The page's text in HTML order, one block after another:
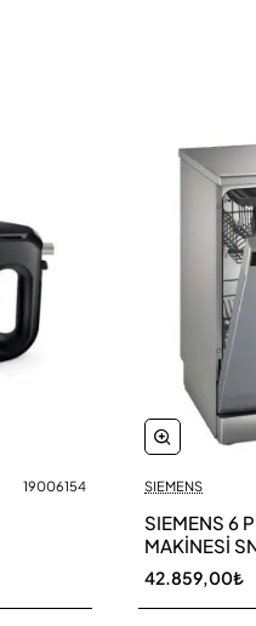
19006154 SIEMENS
SIEMENS 6
MAKİNESİ
42.859,00₺